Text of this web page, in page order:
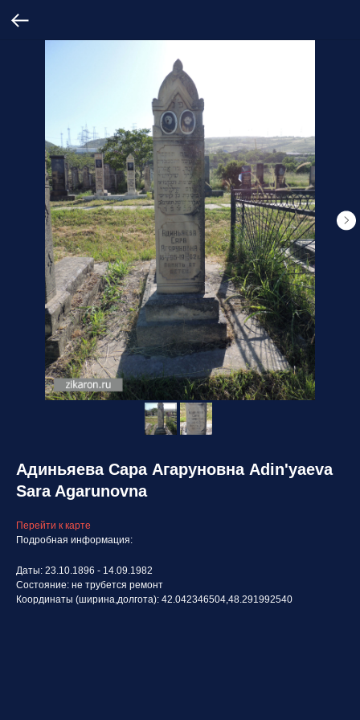
Адиньяева Сара Агаруновна Adin'yaeva
Sara Agarunovna
Перейти к карте
Подробная информация:
Даты: 23.10.1896 - 14.09.1982
Состояние: не трубется ремонт
Координаты (ширина,долгота): 42.042346504,48.291992540